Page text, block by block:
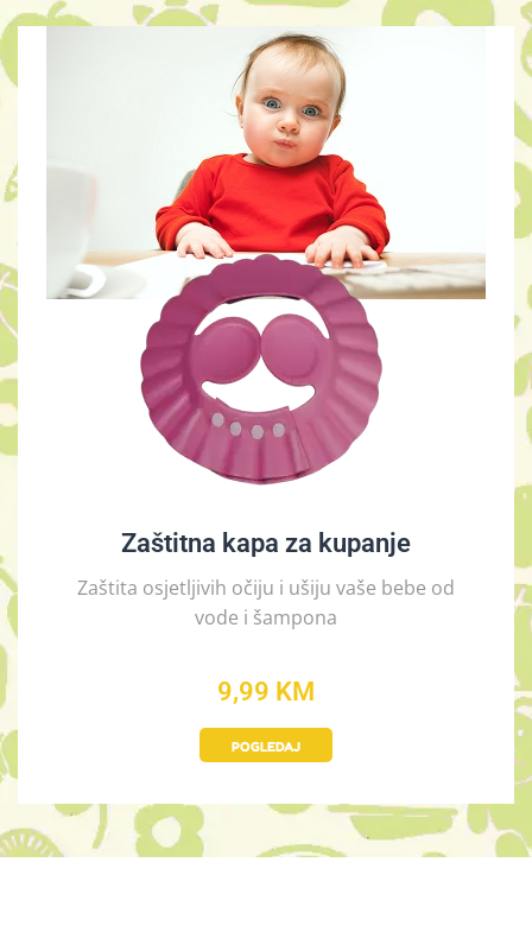
Zaštitna kapa za kupanje
Zaštita osjetljivih očiju i ušiju vaše bebe od
vode i šampona
9,99 KM
POGLEDAJ